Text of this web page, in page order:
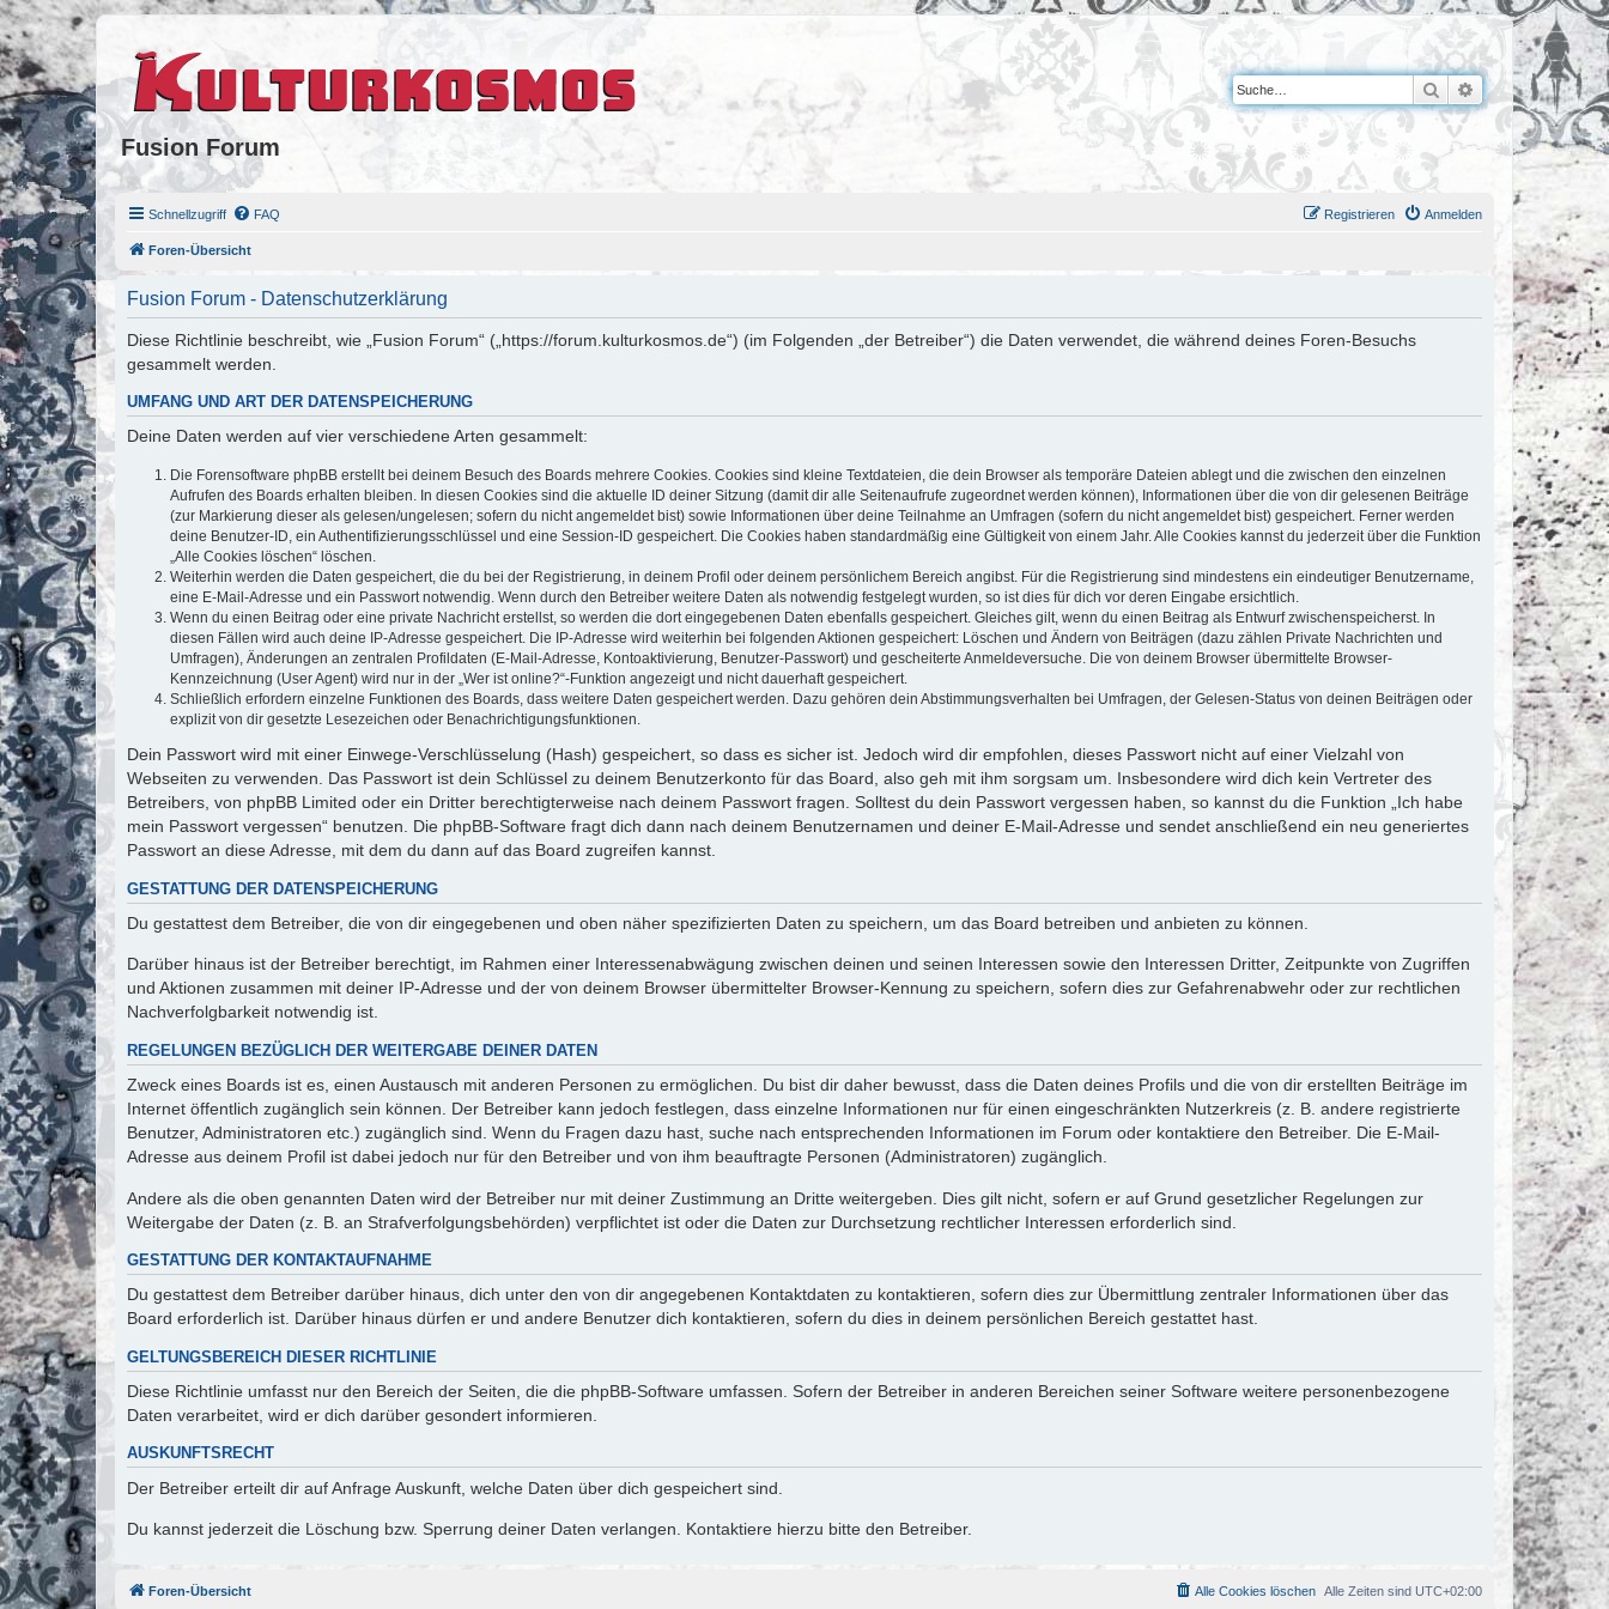
Fusion Forum
Suche Erweiterte Suche
Schnellzugriff FAQ Anmelden
Registrieren
Foren-Übersicht
Fusion Forum - Datenschutzerklärung
Diese Richtlinie beschreibt, wie „Fusion Forum“ („https://forum.kulturkosmos.de“) (im Folgenden „der Betreiber“) die Daten verwendet, die während deines Foren-Besuchs
gesammelt werden.
UMFANG UND ART DER DATENSPEICHERUNG
Deine Daten werden auf vier verschiedene Arten gesammelt:
Die Forensoftware phpBB erstellt bei deinem Besuch des Boards mehrere Cookies. Cookies sind kleine Textdateien, die dein Browser als temporäre Dateien ablegt und die zwischen den einzelnen
Aufrufen des Boards erhalten bleiben. In diesen Cookies sind die aktuelle ID deiner Sitzung (damit dir alle Seitenaufrufe zugeordnet werden können), Informationen über die von dir gelesenen Beiträge
(zur Markierung dieser als gelesen/ungelesen; sofern du nicht angemeldet bist) sowie Informationen über deine Teilnahme an Umfragen (sofern du nicht angemeldet bist) gespeichert. Ferner werden
deine Benutzer-ID, ein Authentifizierungsschlüssel und eine Session-ID gespeichert. Die Cookies haben standardmäßig eine Gültigkeit von einem Jahr. Alle Cookies kannst du jederzeit über die Funktion
„Alle Cookies löschen“ löschen.
Weiterhin werden die Daten gespeichert, die du bei der Registrierung, in deinem Profil oder deinem persönlichem Bereich angibst. Für die Registrierung sind mindestens ein eindeutiger Benutzername,
eine E-Mail-Adresse und ein Passwort notwendig. Wenn durch den Betreiber weitere Daten als notwendig festgelegt wurden, so ist dies für dich vor deren Eingabe ersichtlich.
Wenn du einen Beitrag oder eine private Nachricht erstellst, so werden die dort eingegebenen Daten ebenfalls gespeichert. Gleiches gilt, wenn du einen Beitrag als Entwurf zwischenspeicherst. In
diesen Fällen wird auch deine IP-Adresse gespeichert. Die IP-Adresse wird weiterhin bei folgenden Aktionen gespeichert: Löschen und Ändern von Beiträgen (dazu zählen Private Nachrichten und
Umfragen), Änderungen an zentralen Profildaten (E-Mail-Adresse, Kontoaktivierung, Benutzer-Passwort) und gescheiterte Anmeldeversuche. Die von deinem Browser übermittelte Browser-
Kennzeichnung (User Agent) wird nur in der „Wer ist online?“-Funktion angezeigt und nicht dauerhaft gespeichert.
Schließlich erfordern einzelne Funktionen des Boards, dass weitere Daten gespeichert werden. Dazu gehören dein Abstimmungsverhalten bei Umfragen, der Gelesen-Status von deinen Beiträgen oder
explizit von dir gesetzte Lesezeichen oder Benachrichtigungsfunktionen.
Dein Passwort wird mit einer Einwege-Verschlüsselung (Hash) gespeichert, so dass es sicher ist. Jedoch wird dir empfohlen, dieses Passwort nicht auf einer Vielzahl von
Webseiten zu verwenden. Das Passwort ist dein Schlüssel zu deinem Benutzerkonto für das Board, also geh mit ihm sorgsam um. Insbesondere wird dich kein Vertreter des
Betreibers, von phpBB Limited oder ein Dritter berechtigterweise nach deinem Passwort fragen. Solltest du dein Passwort vergessen haben, so kannst du die Funktion „Ich habe
mein Passwort vergessen“ benutzen. Die phpBB-Software fragt dich dann nach deinem Benutzernamen und deiner E-Mail-Adresse und sendet anschließend ein neu generiertes
Passwort an diese Adresse, mit dem du dann auf das Board zugreifen kannst.
GESTATTUNG DER DATENSPEICHERUNG
Du gestattest dem Betreiber, die von dir eingegebenen und oben näher spezifizierten Daten zu speichern, um das Board betreiben und anbieten zu können.
Darüber hinaus ist der Betreiber berechtigt, im Rahmen einer Interessenabwägung zwischen deinen und seinen Interessen sowie den Interessen Dritter, Zeitpunkte von Zugriffen
und Aktionen zusammen mit deiner IP-Adresse und der von deinem Browser übermittelter Browser-Kennung zu speichern, sofern dies zur Gefahrenabwehr oder zur rechtlichen
Nachverfolgbarkeit notwendig ist.
REGELUNGEN BEZÜGLICH DER WEITERGABE DEINER DATEN
Zweck eines Boards ist es, einen Austausch mit anderen Personen zu ermöglichen. Du bist dir daher bewusst, dass die Daten deines Profils und die von dir erstellten Beiträge im
Internet öffentlich zugänglich sein können. Der Betreiber kann jedoch festlegen, dass einzelne Informationen nur für einen eingeschränkten Nutzerkreis (z. B. andere registrierte
Benutzer, Administratoren etc.) zugänglich sind. Wenn du Fragen dazu hast, suche nach entsprechenden Informationen im Forum oder kontaktiere den Betreiber. Die E-Mail-
Adresse aus deinem Profil ist dabei jedoch nur für den Betreiber und von ihm beauftragte Personen (Administratoren) zugänglich.
Andere als die oben genannten Daten wird der Betreiber nur mit deiner Zustimmung an Dritte weitergeben. Dies gilt nicht, sofern er auf Grund gesetzlicher Regelungen zur
Weitergabe der Daten (z. B. an Strafverfolgungsbehörden) verpflichtet ist oder die Daten zur Durchsetzung rechtlicher Interessen erforderlich sind.
GESTATTUNG DER KONTAKTAUFNAHME
Du gestattest dem Betreiber darüber hinaus, dich unter den von dir angegebenen Kontaktdaten zu kontaktieren, sofern dies zur Übermittlung zentraler Informationen über das
Board erforderlich ist. Darüber hinaus dürfen er und andere Benutzer dich kontaktieren, sofern du dies in deinem persönlichen Bereich gestattet hast.
GELTUNGSBEREICH DIESER RICHTLINIE
Diese Richtlinie umfasst nur den Bereich der Seiten, die die phpBB-Software umfassen. Sofern der Betreiber in anderen Bereichen seiner Software weitere personenbezogene
Daten verarbeitet, wird er dich darüber gesondert informieren.
AUSKUNFTSRECHT
Der Betreiber erteilt dir auf Anfrage Auskunft, welche Daten über dich gespeichert sind.
Du kannst jederzeit die Löschung bzw. Sperrung deiner Daten verlangen. Kontaktiere hierzu bitte den Betreiber.
Foren-Übersicht Alle Zeiten sind UTC+02:00
Alle Cookies löschen